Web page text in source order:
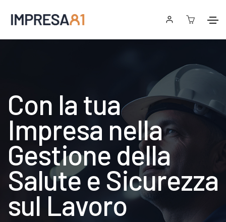
Con la tua
Impresa nella
Gestione della
Salute e Sicurezza
sul Lavoro